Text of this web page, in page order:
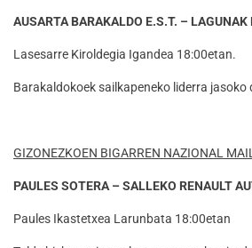
AUSARTA BARAKALDO E.S.T. – LAGUNAK
Lasesarre Kiroldegia Igandea 18:00etan.
Barakaldokoek sailkapeneko liderra jasoko
GIZONEZKOEN BIGARREN NAZIONAL
PAULES SOTERA – SALLEKO RENAULT
Paules Ikastetxea Larunbata 18:00etan